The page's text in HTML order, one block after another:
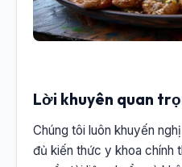
Lời khuyên quan
Chúng tôi luôn khuyến
đủ kiến thức y khoa chính